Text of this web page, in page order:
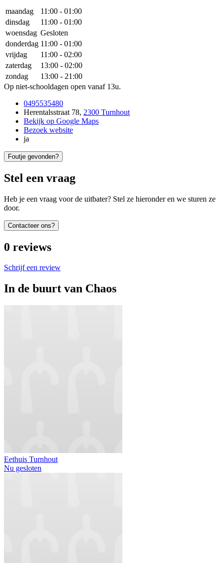
maandag 11:00 - 01:00
dinsdag
11:00 - 01:00
woensdag Gesloten
donderdag 11:00 - 01:00
vrijdag
11:00 - 02:00
zaterdag
13:00 - 02:00
zondag
13:00 - 21:00
Op niet-schooldagen open vanaf 13u.
0495535480
Herentalsstraat 78, 2300 Turnhout
Bekijk op Google Maps
Bezoek website
ja
Foutje gevonden?
Stel een vraag
Heb je een vraag voor de uitbater? Stel ze hieronder en we sturen ze
door.
Contacteer ons?
0 reviews
Schrijf een review
In de buurt van Chaos
Eethuis Turnhout
Nu gesloten